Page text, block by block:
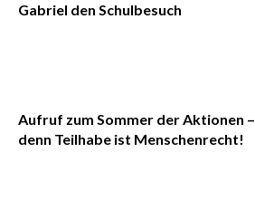
Gabriel den Schulbesuch
Aufruf zum Sommer der Aktionen –
denn Teilhabe ist Menschenrecht!